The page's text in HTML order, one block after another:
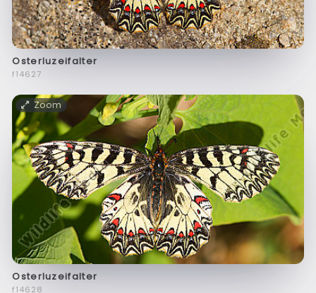
Osterluzeifalter
f14627
Zoom
Osterluzeifalter
f14628